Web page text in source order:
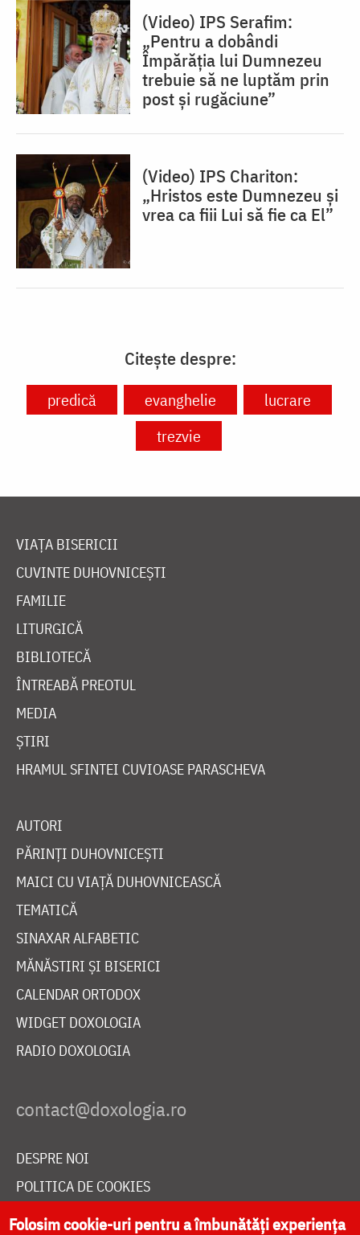
(Video) IPS Serafim:
„Pentru a dobândi
Împărăția lui Dumnezeu
trebuie să ne luptăm prin
post și rugăciune”
(Video) IPS Chariton:
„Hristos este Dumnezeu și
vrea ca fiii Lui să fie ca El”
Citește despre:
predică evanghelie
lucrare
trezvie
VIAȚA BISERICII
CUVINTE DUHOVNICEȘTI
FAMILIE
LITURGICĂ
BIBLIOTECĂ
ÎNTREABĂ PREOTUL
MEDIA
ȘTIRI
HRAMUL SFINTEI CUVIOASE PARASCHEVA
AUTORI
PĂRINȚI DUHOVNICEȘTI
MAICI CU VIAȚĂ DUHOVNICEASCĂ
TEMATICĂ
SINAXAR ALFABETIC
MĂNĂSTIRI ȘI BISERICI
CALENDAR ORTODOX
WIDGET DOXOLOGIA
RADIO DOXOLOGIA
DESPRE NOI
POLITICA DE COOKIES
DONEAZĂ ONLINE PENTRU CATEDRALA NAȚIONALĂ
Folosim cookie-uri pentru a îmbunătăți experiența